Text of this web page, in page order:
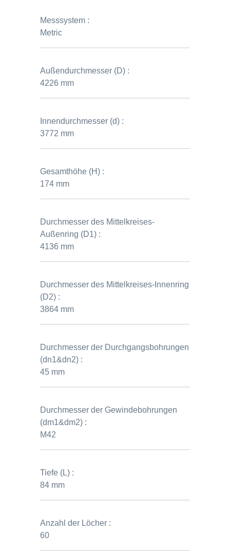
Messsystem :
Metric
Außendurchmesser (D) :
4226 mm
Innendurchmesser (d) :
3772 mm
Gesamthöhe (H) :
174 mm
Durchmesser des Mittelkreises-
Außenring (D1) :
4136 mm
Durchmesser des Mittelkreises-Innenring
(D2) :
3864 mm
Durchmesser der Durchgangsbohrungen
(dn1&dn2) :
45 mm
Durchmesser der Gewindebohrungen
(dm1&dm2) :
M42
Tiefe (L) :
84 mm
Anzahl der Löcher :
60